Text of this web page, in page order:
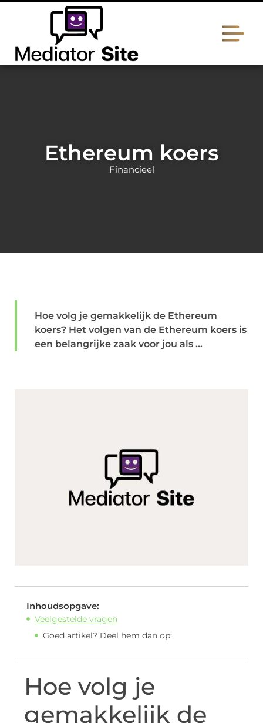
Ethereum koers
Financieel
Hoe volg je gemakkelijk de Ethereum
koers? Het volgen van de Ethereum koers is
een belangrijke zaak voor jou als ...
Inhoudsopgave:
Veelgestelde vragen
Goed artikel? Deel hem dan op:
Hoe volg je
gemakkelijk de